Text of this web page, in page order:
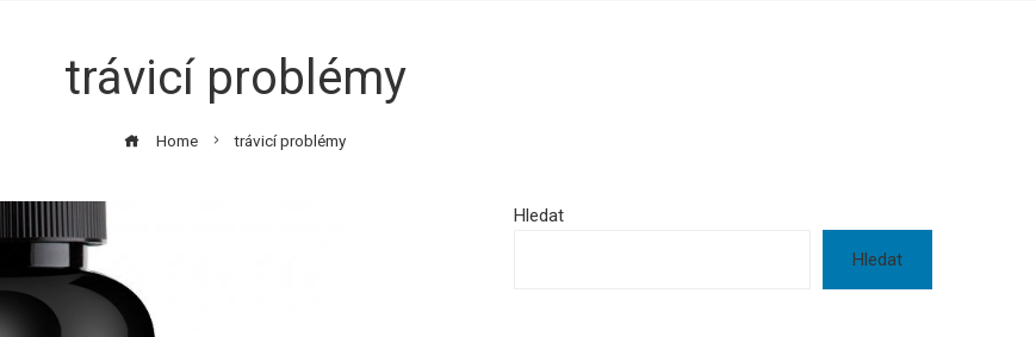
trávicí problémy
Home trávicí problémy
Hledat
Hledat